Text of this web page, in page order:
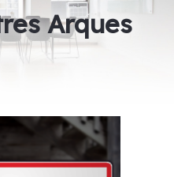
Arques